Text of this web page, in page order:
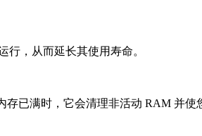
行，从而延长其使用寿命。
已满时，它会清理非活动 RAM 并使